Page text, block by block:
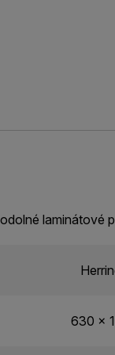
laminátové
630 x